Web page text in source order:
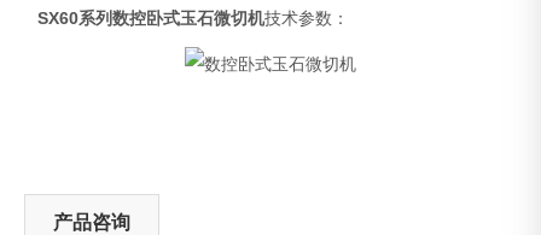
SX60系列数控卧式玉石微切机技术参数：
产品咨询